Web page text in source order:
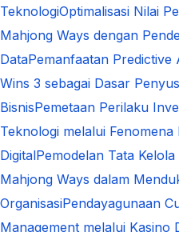
TeknologiOptimalisasi Nilai
Mahjong Ways dengan
DataPemanfaatan Predictive
Wins 3 sebagai Dasar
BisnisPemetaan Perilaku
Teknologi melalui Fenomena
DigitalPemodelan Tata
Mahjong Ways dalam
OrganisasiPendayagunaan
Management melalui Kasino